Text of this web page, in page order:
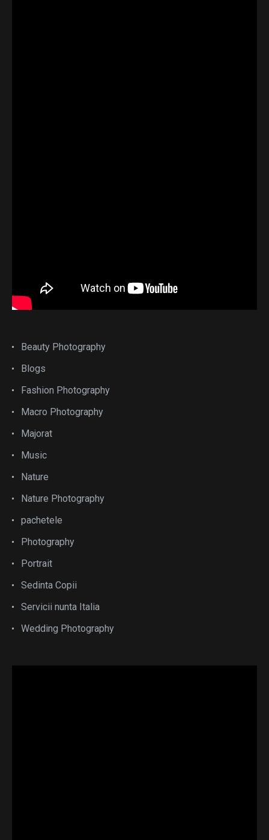
Beauty Photography
Blogs
Fashion Photography
Macro Photography
Majorat
Music
Nature
Nature Photography
pachetele
Photography
Portrait
Sedinta Copii
Servicii nunta Italia
Wedding Photography